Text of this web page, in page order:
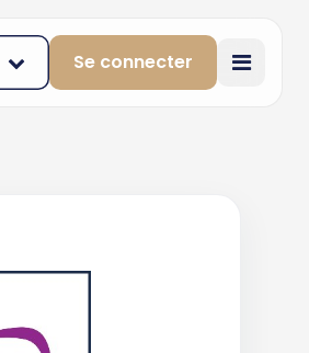
Se connecter